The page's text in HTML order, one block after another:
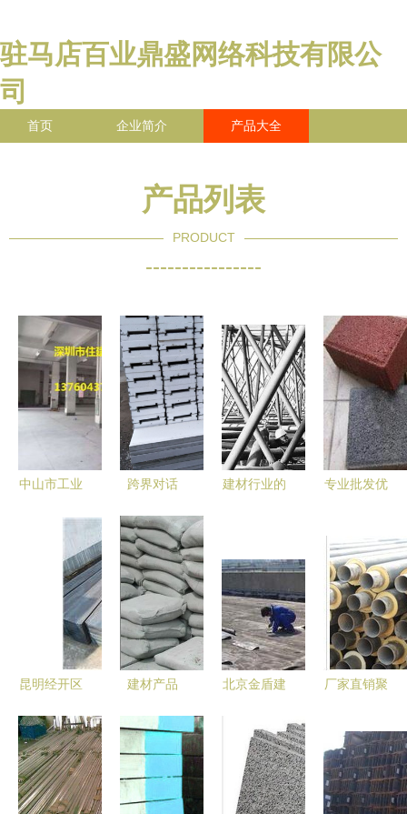
驻马店百业鼎盛网络科技有限公
司
首页 企业简介 产品大全
产品列表
PRODUCT
----------------
中山市工业
备专项评估
单位指南
跨界对话
筑新型装饰
建材EPS线
条与烟草行
业的设计融
合与创新启
示
建材行业的
的建筑材料
生态系统
专业批发优
——东营市
广饶县兆利
建材厂花砖
系列供应
昆明经开区
材经营部
烟草类产品
展示
建材产品
面解析与建
筑材料应用
北京金盾建
机械设备展
示
厂家直销聚
保温管 产
品优势与工
程应用详解